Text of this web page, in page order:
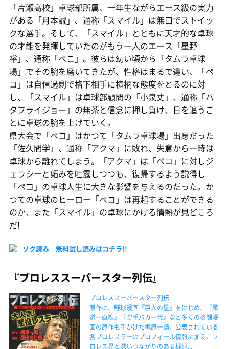
「片瀬高校」卓球部所属、一年生ながらエース級の実力
がある「月本誠」、通称「スマイル」は無口でストイッ
クな選手。そして、「スマイル」とともに天才的な卓球
の才能を発揮していたのがもう一人のエース「星野
裕」、通称「ぺこ」。彼らは幼い頃から「タムラ卓球
場」でその腕を磨いてきたが、性格はまるで違い、「ペ
コ」は自信過剰で格下相手に横柄な態度をとるのに対
し、「スマイル」は卓球部顧問の「小泉丈」、通称「バ
タフライジョー」の無茶と信念に押し負け、日を追うご
とに卓球の腕を上げていく。
県大会で「ペコ」はかつて「タムラ卓球場」出身だった
「佐久間学」、通称「アクマ」に敗れ、失意から一時は
卓球から離れてしまう。「アクマ」は「ペコ」に対しジ
ェラシーと妬みを吐露しつつも、復帰するよう説得し
「ペコ」の卓球人生に大きな影響を与えるのだった。か
つての卓球のヒーロー「ペコ」は再起することができる
のか、また「スマイル」の卓球にかける情熱が見どころ
だ!
ソク読み 無料試し読みはコチラ!!
『プロレススーパースター列伝』
プロレススーパースター列伝
原作は、野球漫画『巨人の星』をはじめ、『柔
道一直線』『空手バカ一代』など多くの格闘漫
画の原作も手がけた梶原一騎。公表されている
各プロレスラーのプロフィール情報に加え、プ
ロレス界と深いつながりのある梶原...